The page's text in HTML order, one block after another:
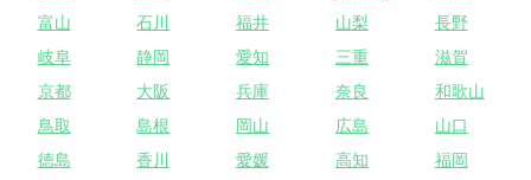
富山
石川 福井 山梨
長野
岐阜
静岡 愛知 三重
滋賀
京都
大阪 兵庫 奈良
和歌山
鳥取
島根 岡山 広島
山口
徳島
香川 愛媛 高知
福岡